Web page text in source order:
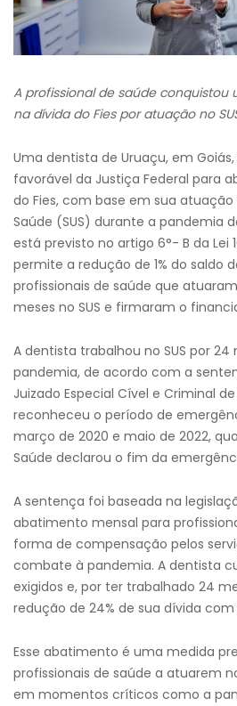
A profissional de saúde conquistou
na dívida do Fies por atuação no
Uma dentista de Uruaçu, em
favorável da Justiça Federal para
do Fies, com base em sua
Saúde (SUS) durante a pandemia
está previsto no artigo 6°- B da Lei
permite a redução de 1% do saldo
profissionais de saúde que
meses no SUS e firmaram o
A dentista trabalhou no SUS por
pandemia, de acordo com a
Juizado Especial Cível e Criminal
reconheceu o período de
março de 2020 e maio de 2022,
Saúde declarou o fim da
A sentença foi baseada na
abatimento mensal para
forma de compensação pelos
combate à pandemia. A dentista
exigidos e, por ter trabalhado 24
redução de 24% de sua dívida com
Esse abatimento é uma medida
profissionais de saúde a atuarem
em momentos críticos como a